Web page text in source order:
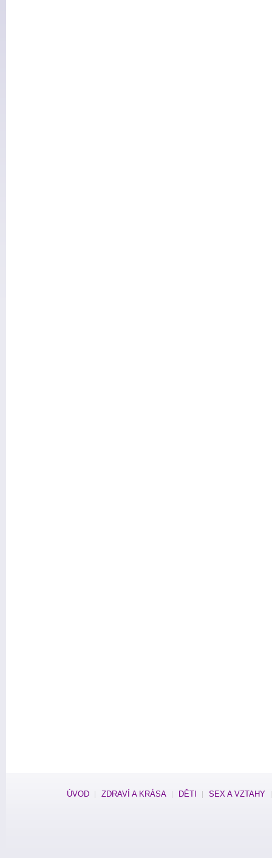
ÚVOD ZDRAVÍ A KRÁSA DĚTI SEX A VZTAHY